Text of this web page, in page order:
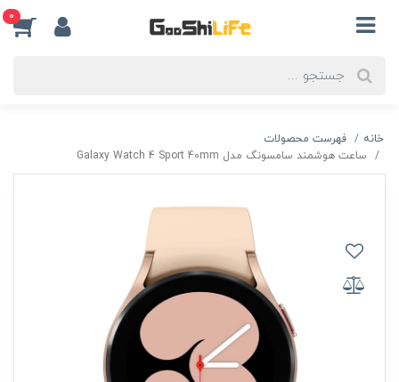
0
خانه
فهرست محصولات
ساعت هوشمند سامسونگ مدل Galaxy Watch 4 Sport 40mm